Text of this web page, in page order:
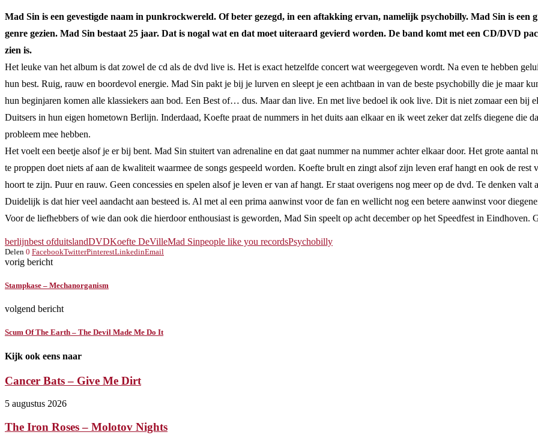
Mad Sin is een gevestigde naam in punkrockwereld. Of beter gezegd, in een aftakking ervan, namelijk psychobilly. Mad Sin is een
genre gezien. Mad Sin bestaat 25 jaar. Dat is nogal wat en dat moet uiteraard gevierd worden. De band komt met een CD/DVD
zien is.
Het leuke van het album is dat zowel de cd als de dvd live is. Het is exact hetzelfde concert wat weergegeven wordt. Na even te hebben
hun best. Ruig, rauw en boordevol energie. Mad Sin pakt je bij je lurven en sleept je een achtbaan in van de beste psychobilly die je maar
hun beginjaren komen alle klassiekers aan bod. Een Best of… dus. Maar dan live. En met live bedoel ik ook live. Dit is niet zomaar een bij
Duitsers in hun eigen hometown Berlijn. Inderdaad, Koefte praat de nummers in het duits aan elkaar en ik weet zeker dat zelfs diegene die
probleem mee hebben.
Het voelt een beetje alsof je er bij bent. Mad Sin stuitert van adrenaline en dat gaat nummer na nummer achter elkaar door. Het grote aantal
te proppen doet niets af aan de kwaliteit waarmee de songs gespeeld worden. Koefte brult en zingt alsof zijn leven eraf hangt en ook de
hoort te zijn. Puur en rauw. Geen concessies en spelen alsof je leven er van af hangt. Er staat overigens nog meer op de dvd. Te denken
Duidelijk is dat hier veel aandacht aan besteed is. Al met al een prima aanwinst voor de fan en wellicht nog een betere aanwinst voor
Voor de liefhebbers of wie dan ook die hierdoor enthousiast is geworden, Mad Sin speelt op acht december op het Speedfest in Eindhoven.
berlijnbest ofduitslandDVDKoefte DeVilleMad Sinpeople like you recordsPsychobilly
Delen 0 FacebookTwitterPinterestLinkedinEmail
vorig bericht
Stampkase – Mechanorganism
volgend bericht
Scum Of The Earth – The Devil Made Me Do It
Kijk ook eens naar
Cancer Bats – Give Me Dirt
5 augustus 2026
The Iron Roses – Molotov Nights